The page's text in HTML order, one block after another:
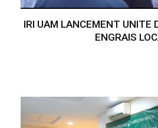
IRI UAM LANCEMENT UNITE
ENGRAIS